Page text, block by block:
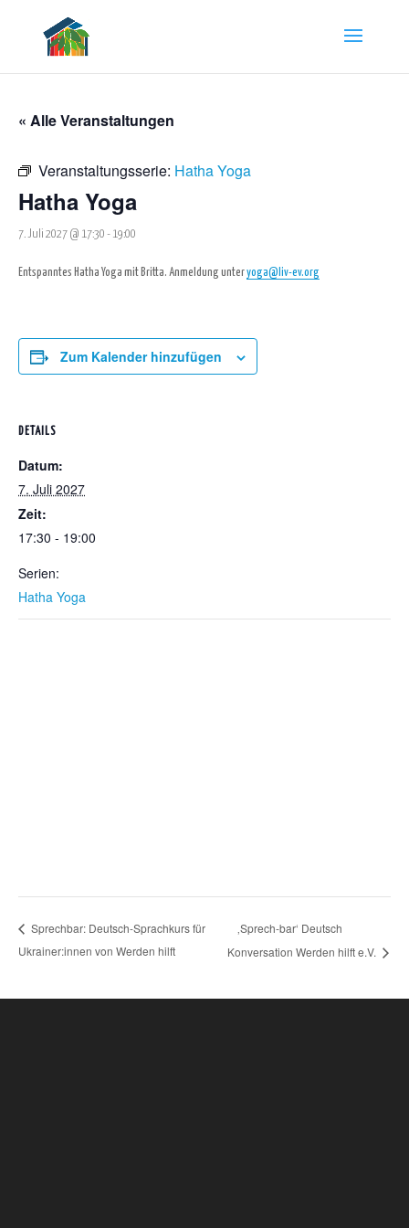
« Alle Veranstaltungen
Veranstaltungsserie: Hatha Yoga
Hatha Yoga
7. Juli 2027 @ 17:30 - 19:00
Entspanntes Hatha Yoga mit Britta. Anmeldung unteryoga@liv-ev.org
Zum Kalender hinzufügen
DETAILS
Datum:
7. Juli 2027
Zeit:
17:30 - 19:00
Serien:
Hatha Yoga
Sprechbar: Deutsch-Sprachkurs für
Ukrainer:innen von Werden hilft
‚Sprech-bar‘ Deutsch
Konversation Werden hilft e.V.